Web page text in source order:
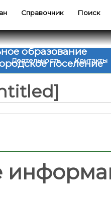
Справочник Поиск
образование
поселение
Деятельность Контакты